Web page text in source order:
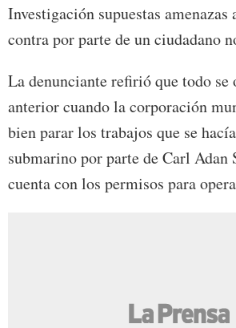
Investigación supuestas amenazas
contra por parte de un ciudadano
La denunciante refirió que todo
anterior cuando la corporación
bien parar los trabajos que se
submarino por parte de Carl Adan
cuenta con los permisos para